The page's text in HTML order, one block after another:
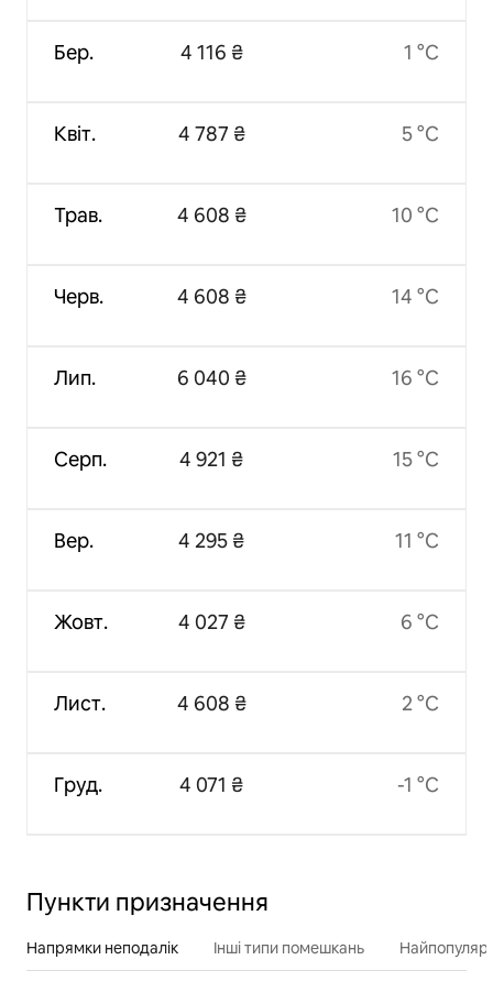
Бер.
Квіт.
Трав.
Черв.
Лип.
Серп.
Вер.
Жовт.
Лист.
Груд.
4 116 ₴
4 787 ₴
4 608 ₴
4 608 ₴
6 040 ₴
4 921 ₴
4 295 ₴
4 027 ₴
4 608 ₴
4 071 ₴
1 °C
5 °C
10 °C
14 °C
16 °C
15 °C
11 °C
6 °C
2 °C
-1 °C
Пункти призначення
Напрямки неподалік Інші типи помешкань